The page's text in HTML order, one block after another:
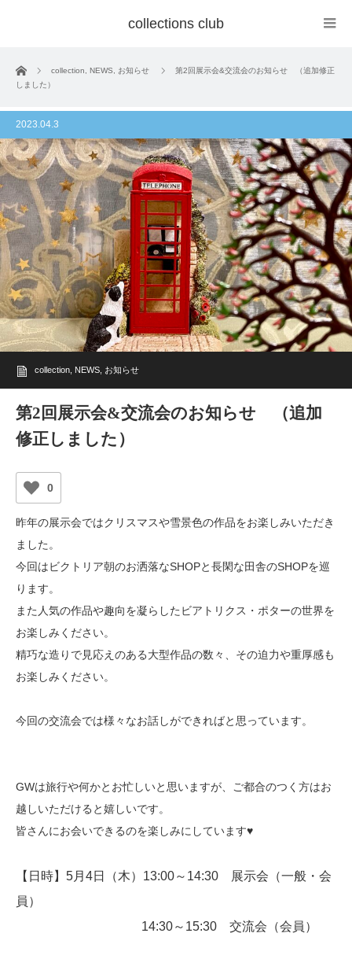
collections club
ホーム collection NEWS お知らせ
第2回展示会&交流会のお知らせ （追加修正
しました）
2023.04.3
collection NEWS お知らせ
第2回展示会&交流会のお知らせ （追加
修正しました）
0
昨年の展示会ではクリスマスや雪景色の作品をお楽しみいただき
ました。
今回はビクトリア朝のお洒落なSHOPと長閑な田舎のSHOPを巡
ります。
また人気の作品や趣向を凝らしたビアトリクス・ポターの世界を
お楽しみください。
精巧な造りで見応えのある大型作品の数々、その迫力や重厚感も
お楽しみください。
今回の交流会では様々なお話しができればと思っています。
GWは旅行や何かとお忙しいと思いますが、ご都合のつく方はお
越しいただけると嬉しいです。
皆さんにお会いできるのを楽しみにしています♥
【日時】5月4日（木）13:00～14:30 展示会（一般・会
員）
14:30～15:30 交流会（会員）